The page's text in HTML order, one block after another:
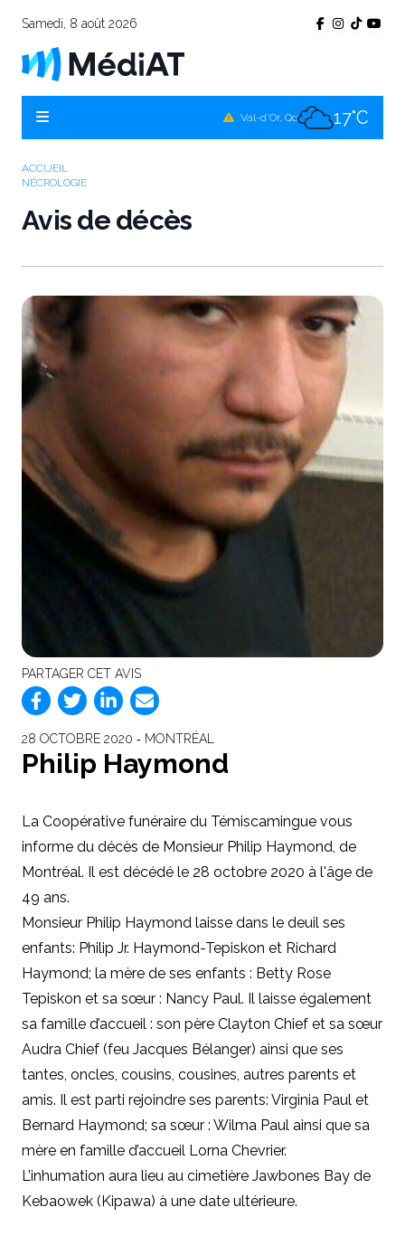
Samedi, 8 août 2026
Val-d'Or, Qc 17°C
ACCUEIL
NÉCROLOGIE
Avis de décès
PARTAGER CET AVIS
28 OCTOBRE 2020 ‐ MONTRÉAL
Philip Haymond
La Coopérative funéraire du Témiscamingue vous
informe du décès de Monsieur Philip Haymond, de
Montréal. Il est décédé le 28 octobre 2020 à l'âge de
49 ans.
Monsieur Philip Haymond laisse dans le deuil ses
enfants: Philip Jr. Haymond-Tepiskon et Richard
Haymond; la mère de ses enfants : Betty Rose
Tepiskon et sa sœur : Nancy Paul. Il laisse également
sa famille d’accueil : son père Clayton Chief et sa sœur
Audra Chief (feu Jacques Bélanger) ainsi que ses
tantes, oncles, cousins, cousines, autres parents et
amis. Il est parti rejoindre ses parents: Virginia Paul et
Bernard Haymond; sa sœur : Wilma Paul ainsi que sa
mère en famille d’accueil Lorna Chevrier.
L’inhumation aura lieu au cimetière Jawbones Bay de
Kebaowek (Kipawa) à une date ultérieure.